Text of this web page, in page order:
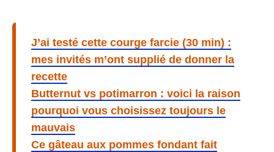
J’ai testé cette courge farcie (30 min) :
mes invités m’ont supplié de donner la
recette
Butternut vs potimarron : voici la raison
pourquoi vous choisissez toujours le
mauvais
Ce gâteau aux pommes fondant fait